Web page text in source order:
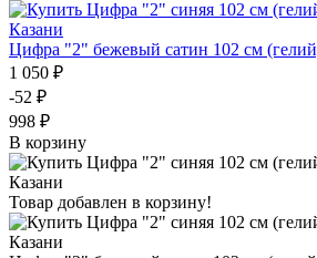
Цифра "2" бежевый сатин 102 см
1 050 ₽
-52 ₽
998 ₽
В корзину
Товар добавлен в корзину!